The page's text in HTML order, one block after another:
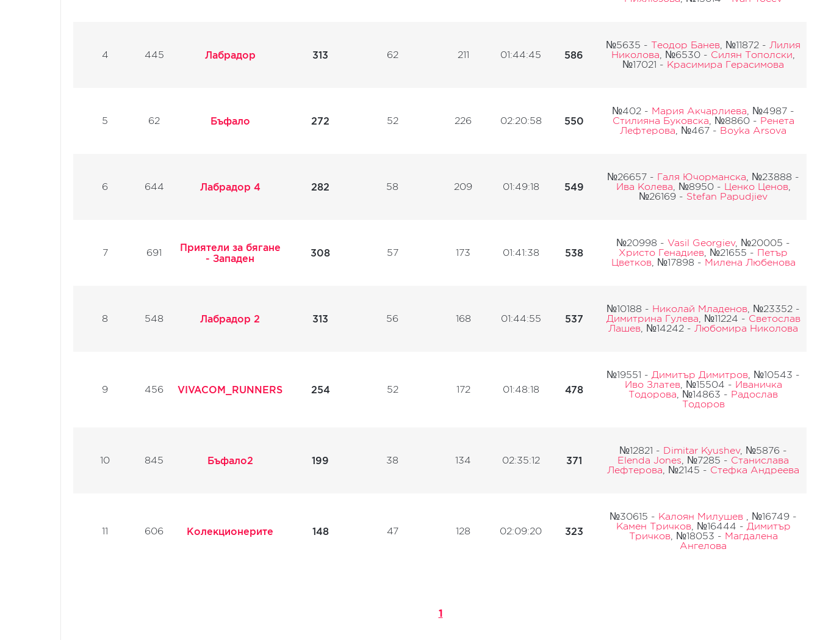
4 445 Лабрадор 313 62 211 01:44:45 586
№5635 - Теодор Банев, №11872 - Лилия
Николова, №6530 - Силян Тополски,
№17021 - Красимира Герасимова
5 62 Бъфало 272 52 226 02:20:58 550
№402 - Мария Акчарлиева, №4987 -
Стилияна Буковска, №8860 - Ренета
Лефтерова, №467 - Boyka Arsova
6 644 Лабрадор 4 282 58 209 01:49:18 549
№26657 - Галя Ючорманска, №23888 -
Ива Колева, №8950 - Ценко Ценов,
№26169 - Stefan Papudjiev
7 691
Приятели за бягане
- Западен
308 57 173 01:41:38 538
№20998 - Vasil Georgiev, №20005 -
Христо Генадиев, №21655 - Петър
Цветков, №17898 - Милена Любенова
8 548 Лабрадор 2 313 56 168 01:44:55 537
№10188 - Николай Младенов, №23352 -
Димитрина Гулева, №11224 - Светослав
Лашев, №14242 - Любомира Николова
9 456 VIVACOM_RUNNERS 254 52 172 01:48:18 478
№19551 - Димитър Димитров, №10543 -
Иво Златев, №15504 - Иваничка
Тодорова, №14863 - Радослав
Тодоров
10 845 Бъфало2 199 38 134 02:35:12 371
№12821 - Dimitar Kyushev, №5876 -
Elenda Jones, №7285 - Станислава
Лефтерова, №2145 - Стефка Андреева
11 606 Колекционерите 148 47 128 02:09:20 323
№30615 - Калоян Милушев , №16749 -
Камен Тричков, №16444 - Димитър
Тричков, №18053 - Магдалена
Ангелова
1